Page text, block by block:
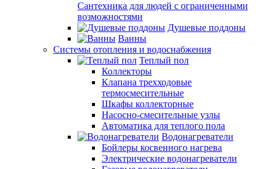
Сантехника для людей с ограниченными
возможностями
Душевые поддоны
Ванны
Системы отопления и водоснабжения
Теплый пол
Коллекторы
Клапана трехходовые
термосмесительные
Шкафы коллекторные
Насосно-смесительные узлы
Автоматика для теплого пола
Водонагреватели
Бойлеры косвенного нагрева
Электрические водонагреватели